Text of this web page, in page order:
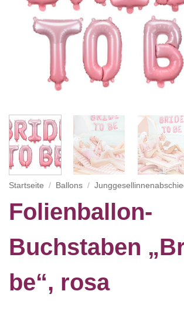
Startseite / Ballons /
Folienballon-
Buchstaben
be“, rosa